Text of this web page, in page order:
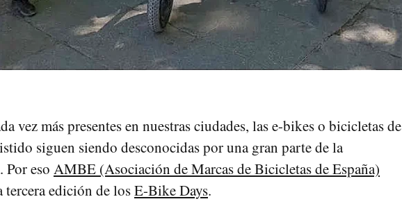
vez más presentes en nuestras ciudades, las e-bikes o bicicletas de
siguen siendo desconocidas por una gran parte de la
Por eso AMBE (Asociación de Marcas de Bicicletas de España)
tercera edición de losE-Bike Days.